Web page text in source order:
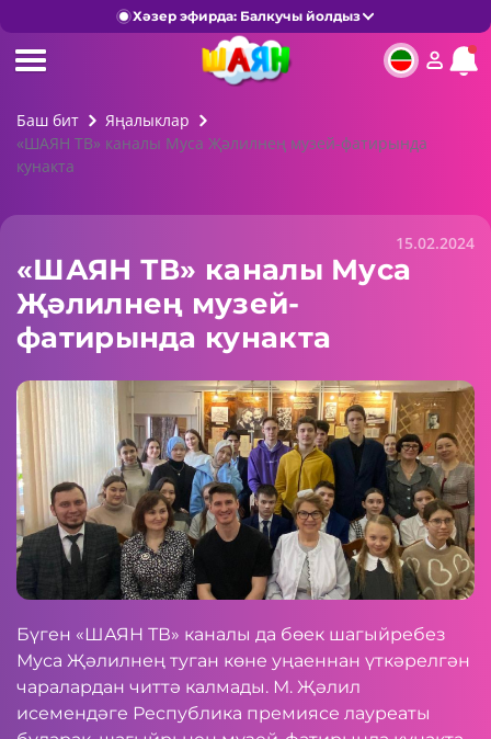
Хәзер эфирда: Балкучы йолдыз
Баш бит
Яңалыклар
«ШАЯН ТВ» каналы Муса Җәлилнең музей-фатирында
кунакта
15.02.2024
«ШАЯН ТВ» каналы Муса
Җәлилнең музей-
фатирында кунакта
Бүген «ШАЯН ТВ» каналы да бөек шагыйребез
Муса Җәлилнең туган көне уңаеннан үткәрелгән
чаралардан читтә калмады. М. Җәлил
исемендәге Республика премиясе лауреаты